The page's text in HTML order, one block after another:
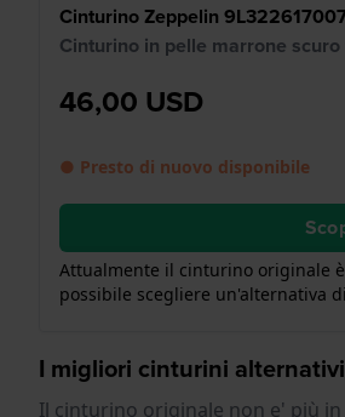
Cinturino Zeppelin
Cinturino in pelle marrone
46,00 USD
● Presto di nuovo disponibile
Attualmente il cinturino originale
possibile scegliere un'alternativa
I migliori cinturini alternativi
Il cinturino originale non e' più